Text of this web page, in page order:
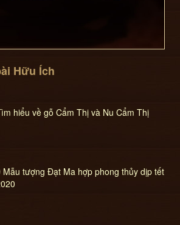
Hữu Ích
hiểu về gỗ Cẩm Thị và Nu Cẩm Thị
Mẫu tượng Đạt Ma hợp phong thủy dịp tết